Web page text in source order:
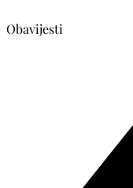
Obavijesti